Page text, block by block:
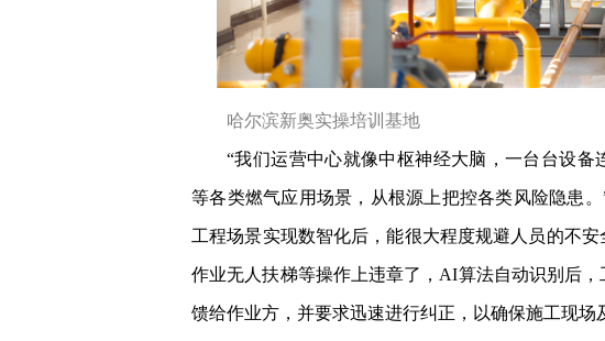
哈尔滨新奥实操培训基地
“我们运营中心就像中枢神经大脑，一台台设备
等各类燃气应用场景，从根源上把控各类风险隐患
工程场景实现数智化后，能很大程度规避人员的不
作业无人扶梯等操作上违章了，AI算法自动识别后
馈给作业方，并要求迅速进行纠正，以确保施工现场